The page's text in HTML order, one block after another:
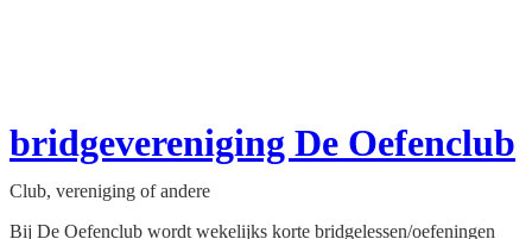
bridgevereniging De Oefenclub
Club, vereniging of andere
Bij De Oefenclub wordt wekelijks korte bridgelessen/oefeningen